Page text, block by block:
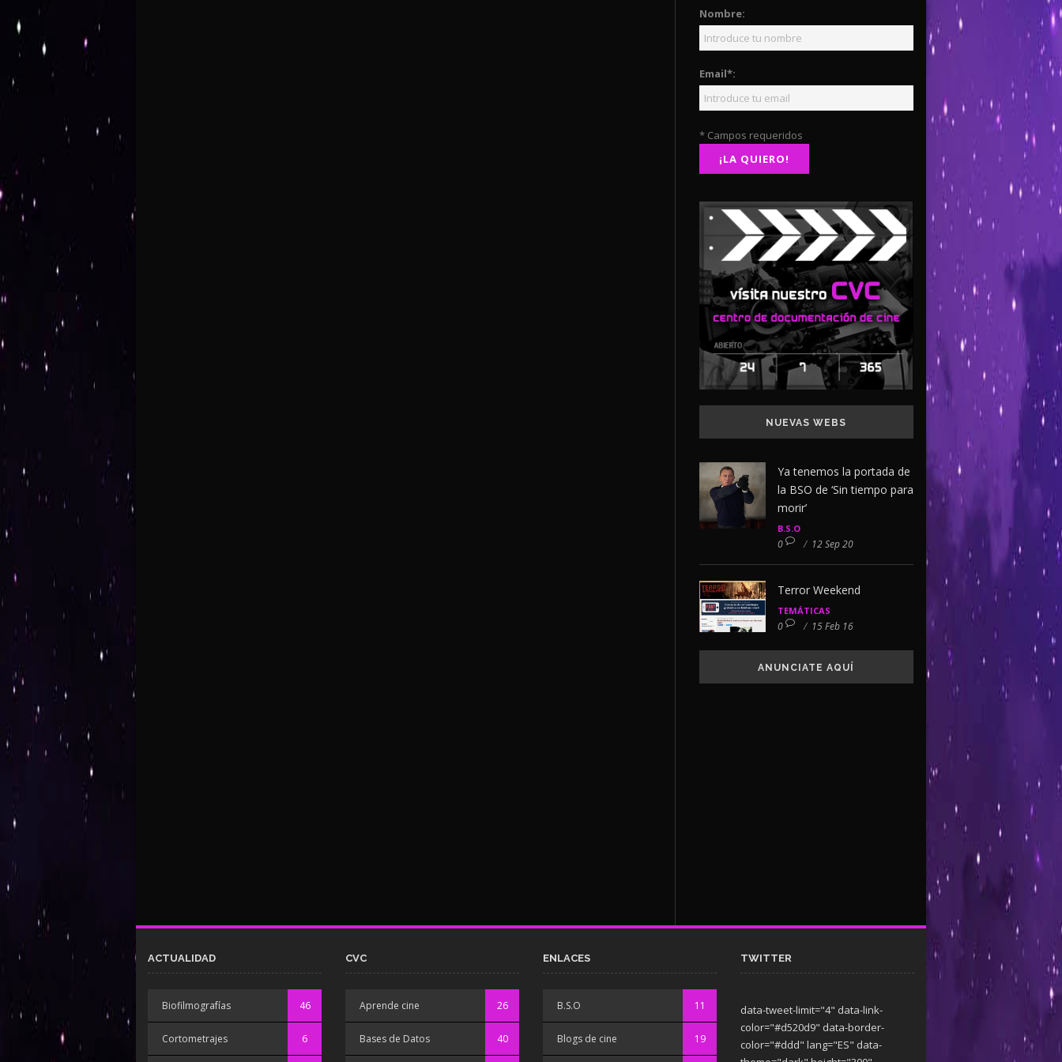
Nombre:
Email*:
* Campos requeridos
NUEVAS WEBS
Ya tenemos la portada de
la BSO de ‘Sin tiempo para
morir’
B.S.O
0 / 12 Sep 20
Terror Weekend
TEMÁTICAS
0 / 15 Feb 16
ANUNCIATE AQUÍ
ACTUALIDAD
Biofilmografías 46
Cortometrajes 6
CVC
Aprende cine 26
Bases de Datos 40
ENLACES
B.S.O 11
Blogs de cine 19
TWITTER
data-tweet-limit="4" data-link-
color="#d520d9" data-border-
color="#ddd" lang="ES" data-